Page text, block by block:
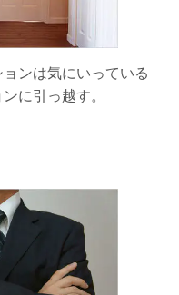
ンは気にいっている
に引っ越す。